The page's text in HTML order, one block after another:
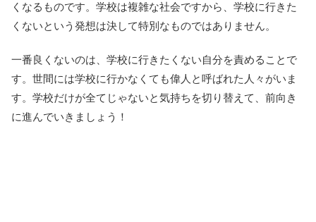
くなるものです。学校は複雑な社会ですから、学校に行きた
くないという発想は決して特別なものではありません。
一番良くないのは、学校に行きたくない自分を責めることで
す。世間には学校に行かなくても偉人と呼ばれた人々がいま
す。学校だけが全てじゃないと気持ちを切り替えて、前向き
に進んでいきましょう！